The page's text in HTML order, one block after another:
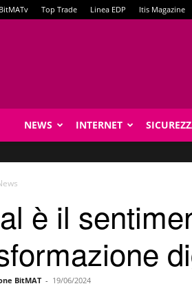
BitMATv Top Trade Linea EDP Itis Magazine
NEWS INTERNET
è il
BitMAT - 19/06/2024